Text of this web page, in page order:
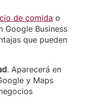
de comida o
Google Business
que pueden
. Aparecerá en
y Maps